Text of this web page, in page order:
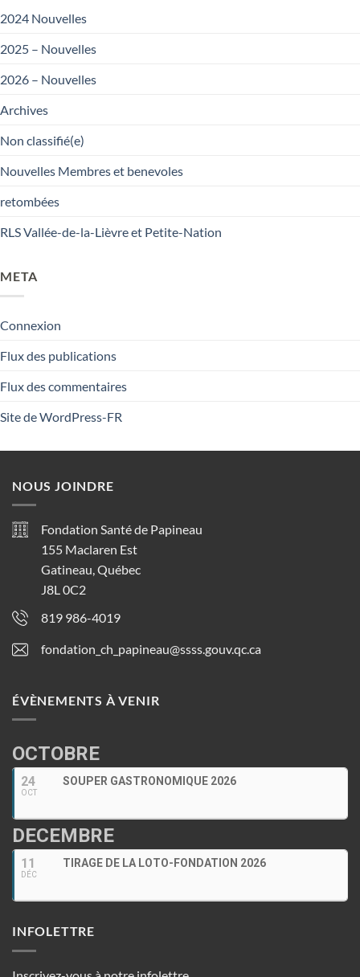
2024 Nouvelles
2025 – Nouvelles
2026 – Nouvelles
Archives
Non classifié(e)
Nouvelles Membres et benevoles
retombées
RLS Vallée-de-la-Lièvre et Petite-Nation
META
Connexion
Flux des publications
Flux des commentaires
Site de WordPress-FR
NOUS JOINDRE
Fondation Santé de Papineau
155 Maclaren Est
Gatineau, Québec
J8L 0C2
819 986-4019
fondation_ch_papineau@ssss.gouv.qc.ca
ÉVÈNEMENTS À VENIR
OCTOBRE
24
OCT
SOUPER GASTRONOMIQUE 2026
DECEMBRE
11
DÉC
TIRAGE DE LA LOTO-FONDATION 2026
INFOLETTRE